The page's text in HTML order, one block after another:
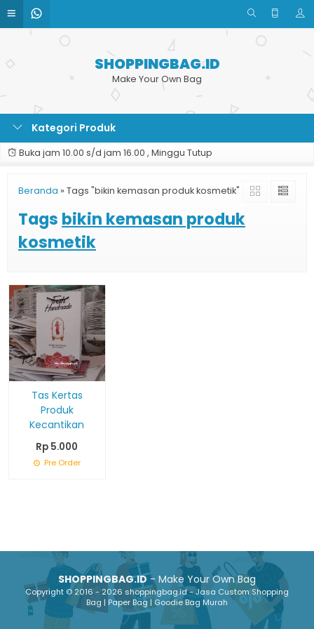
SHOPPINGBAG.ID
Make Your Own Bag
Kategori Produk
Buka jam 10.00 s/d jam 16.00 , Minggu Tutup
Beranda » Tags "bikin kemasan produk kosmetik"
Tags bikin kemasan produk
kosmetik
Tas Kertas
Produk
Kecantikan
Rp 5.000
Pre Order
SHOPPINGBAG.ID- Make Your Own Bag
Copyright © 2016 - 2026 shoppingbag.id - Jasa Custom Shopping
Bag | Paper Bag | Goodie Bag Murah